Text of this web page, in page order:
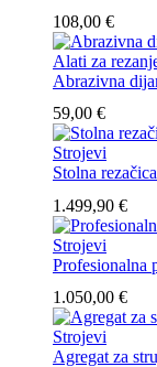
108,00 €
Alati za
Abrazivna
59,00 €
Strojevi
Stolna
1.499,90 €
Strojevi
Profesionalna
1.050,00 €
Strojevi
Agregat za